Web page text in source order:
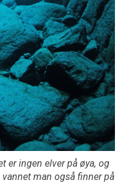
er ingen elver på øya, og
man også finner på